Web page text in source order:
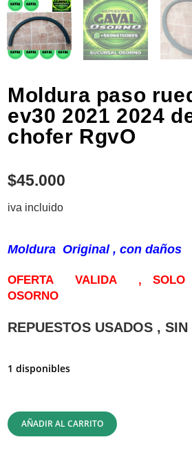
Moldura paso
ev30 2021 2024
chofer RgvO
$45.000
iva incluido
Moldura Original , con daños
OFERTA VALIDA , SOLO
OSORNO
REPUESTOS USADOS ,
1 disponibles
AÑADIR AL CARRITO